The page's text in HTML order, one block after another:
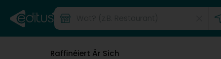
Raffinéiert Är Sich